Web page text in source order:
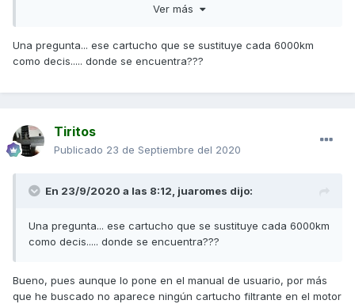
Ver más
Una pregunta... ese cartucho que se sustituye cada 6000km
como decis..... donde se encuentra???
Tiritos
Publicado 23 de Septiembre del 2020
En 23/9/2020 a las 8:12, juaromes dijo:
Una pregunta... ese cartucho que se sustituye cada 6000km
como decis..... donde se encuentra???
Bueno, pues aunque lo pone en el manual de usuario, por más
que he buscado no aparece ningún cartucho filtrante en el motor